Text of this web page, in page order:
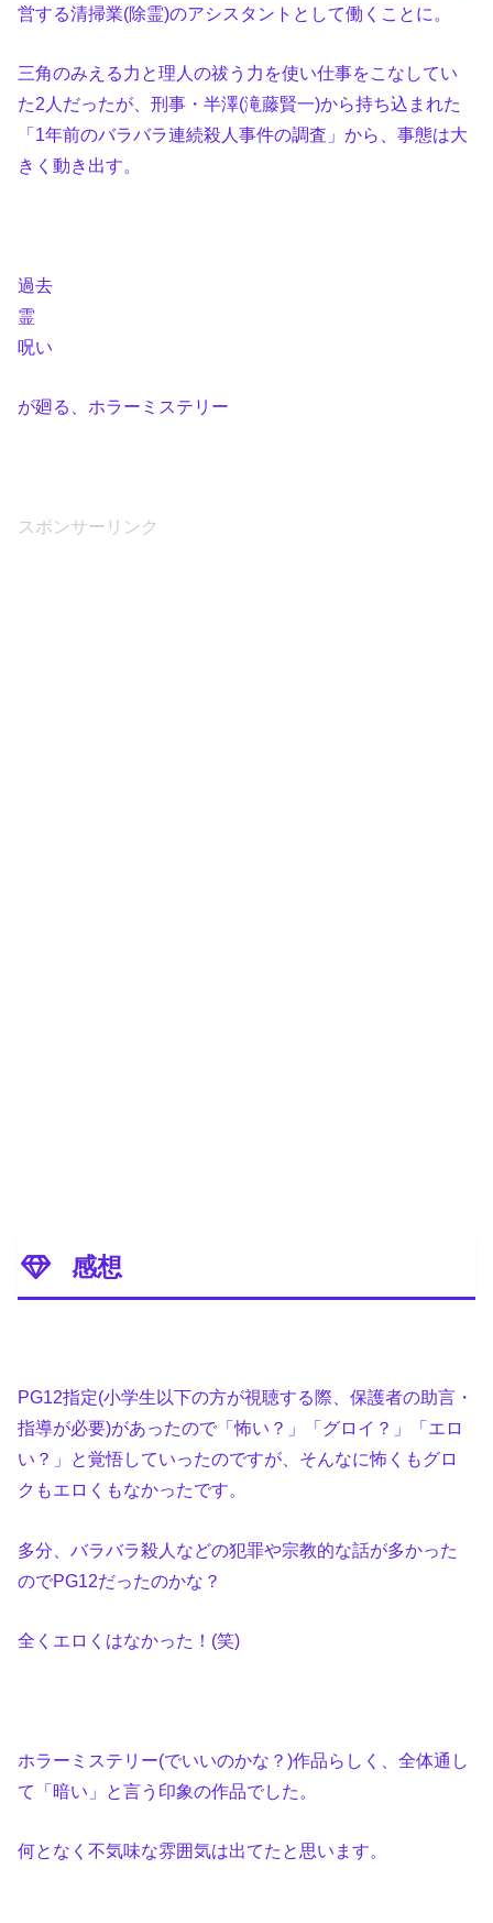
営する清掃業(除霊)のアシスタントとして働くことに。
三角のみえる力と理人の祓う力を使い仕事をこなしてい
た2人だったが、刑事・半澤(滝藤賢一)から持ち込まれた
「1年前のバラバラ連続殺人事件の調査」から、事態は大
きく動き出す。
過去
霊
呪い
が廻る、ホラーミステリー
スポンサーリンク
感想
PG12指定(小学生以下の方が視聴する際、保護者の助言・
指導が必要)があったので「怖い？」「グロイ？」「エロ
い？」と覚悟していったのですが、そんなに怖くもグロ
クもエロくもなかったです。
多分、バラバラ殺人などの犯罪や宗教的な話が多かった
のでPG12だったのかな？
全くエロくはなかった！(笑)
ホラーミステリー(でいいのかな？)作品らしく、全体通し
て「暗い」と言う印象の作品でした。
何となく不気味な雰囲気は出てたと思います。